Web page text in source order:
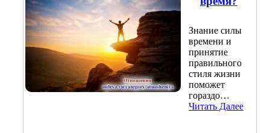
Знание силы
времени и
принятие
правильного
стиля жизни
поможет
гораздо…
Читать Далее